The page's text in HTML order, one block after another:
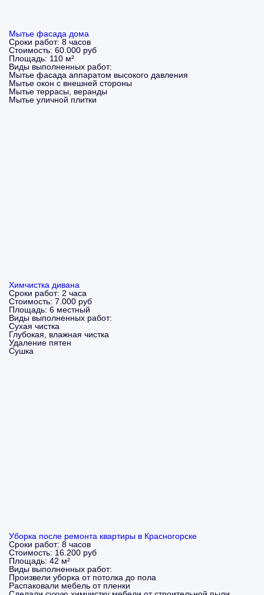
Мытье фасада дома
Сроки работ: 8 часов
Стоимость: 60.000 руб
Площадь: 110 м²
Виды выполненных работ:
Мытье фасада аппаратом высокого давления
Мытье окон с внешней стороны
Мытье террасы, веранды
Мытье уличной плитки
Химчистка дивана
Сроки работ: 2 часа
Стоимость: 7.000 руб
Площадь: 6 местный
Виды выполненных работ:
Сухая чистка
Глубокая, влажная чистка
Удаление пятен
Сушка
Уборка после ремонта квартиры в Красногорске
Сроки работ: 8 часов
Стоимость: 16.200 руб
Площадь: 42 м²
Виды выполненных работ:
Произвели уборка от потолка до пола
Распаковали мебель от пленки